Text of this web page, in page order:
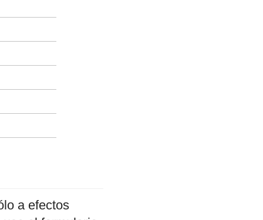
a efectos